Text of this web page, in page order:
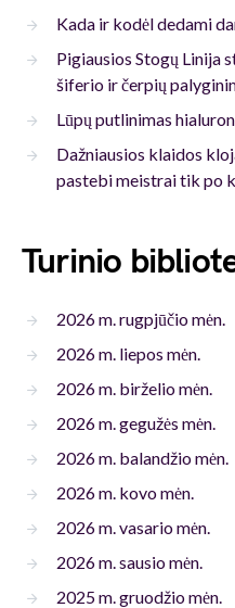
Kada ir kodėl dedami
Pigiausios Stogų Linija
šiferio ir čerpių
Lūpų putlinimas
Dažniausios klaidos
pastebi meistrai tik po
Turinio
2026 m. rugpjūčio mėn.
2026 m. liepos mėn.
2026 m. birželio mėn.
2026 m. gegužės mėn.
2026 m. balandžio mėn.
2026 m. kovo mėn.
2026 m. vasario mėn.
2026 m. sausio mėn.
2025 m. gruodžio mėn.